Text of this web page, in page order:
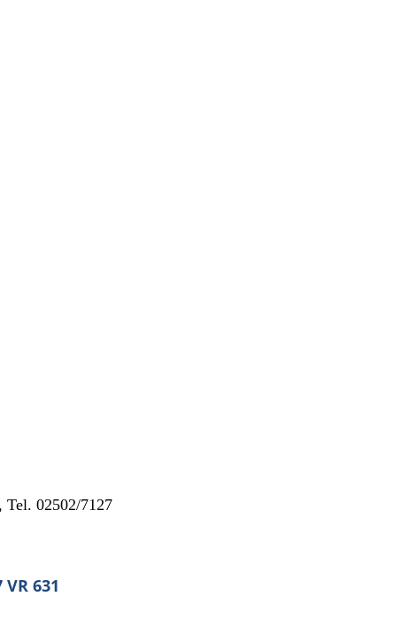
Tel. 02502/7127
631